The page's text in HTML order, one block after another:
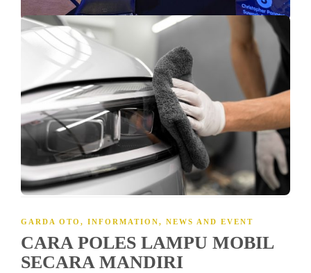
GARDA OTO INFORMATION NEWS AND EVENT
GARDA OTO ACHIEVEMENT
Pemenang Mitra Garda Oto Sebagai apresiasi bagi kinerja para agen,
Garda Oto kembali mengadakan acara penghargaan tahunan bagi
agen Garda Oto yang disebut Mitra Garda Oto. Mitra Garda Oto
(MGO) sendiri adalah agen pemasaran Garda Oto yang merupakan
salah satu channel/jalur distribusi pemasaran asuransi mobil…
0 1 min
GARDA OTO , INFORMATION, NEWS AND EVENT
CARA POLES LAMPU MOBIL
SECARA MANDIRI